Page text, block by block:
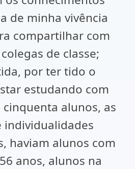
de minha vivência
compartilhar com
de classe;
por ter tido o
estudando com
alunos, as
individualidades
haviam alunos com
anos, alunos na